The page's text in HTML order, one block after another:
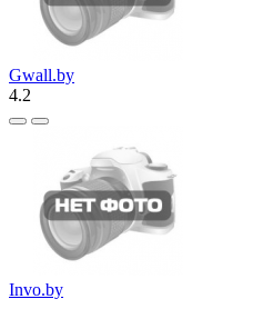
Gwall.by
4.2
Invo.by